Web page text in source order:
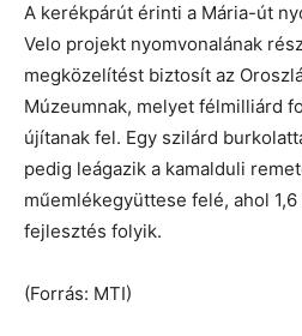
A kerékpárút érinti a Mária-út
Velo projekt nyomvonalának
megközelítést biztosít az
Múzeumnak, melyet félmilliárd
újítanak fel. Egy szilárd
pedig leágazik a kamalduli
műemlékegyüttese felé, ahol
fejlesztés folyik.
(Forrás: MTI)